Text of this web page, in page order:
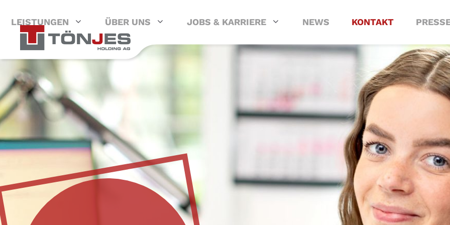
InhaltLEISTUNGEN ÜBER UNS JOBS & KARRIERE NEWS KONTAKT